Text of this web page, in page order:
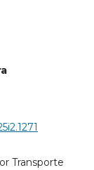
Transporte